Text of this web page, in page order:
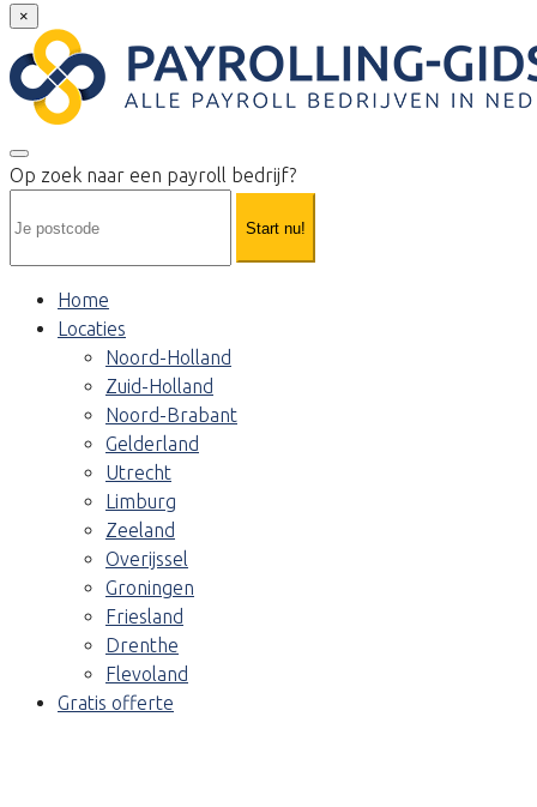
×
Op zoek naar een payroll bedrijf?
Start nu!
Home
Locaties
Noord-Holland
Zuid-Holland
Noord-Brabant
Gelderland
Utrecht
Limburg
Zeeland
Overijssel
Groningen
Friesland
Drenthe
Flevoland
Gratis offerte